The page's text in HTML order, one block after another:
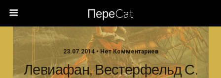
ПереCat
23.07.2014 • Нет Комментариев
Левиафан, Вестерфельд С.